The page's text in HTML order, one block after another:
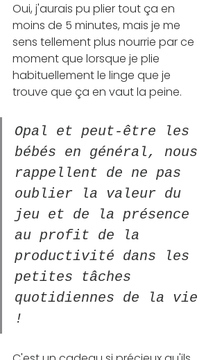
Oui, j'aurais pu plier tout ça en
moins de 5 minutes, mais je me
sens tellement plus nourrie par ce
moment que lorsque je plie
habituellement le linge que je
trouve que ça en vaut la peine.
Opal et peut-être les
bébés en général, nous
rappellent de ne pas
oublier la valeur du
jeu et de la présence
au profit de la
productivité dans les
petites tâches
quotidiennes de la vie
!